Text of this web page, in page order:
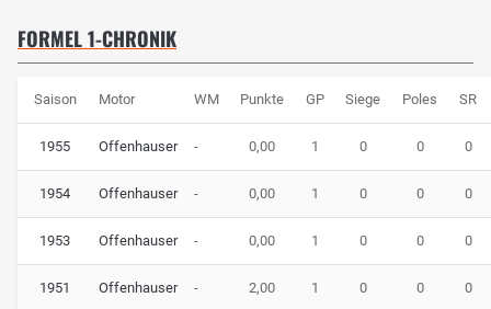
FORMEL 1-CHRONIK
Saison Motor WM Punkte GP Siege Poles SR
1955 Offenhauser - 0,00 1 0 0 0
1954 Offenhauser - 0,00 1 0 0 0
1953 Offenhauser - 0,00 1 0 0 0
1951 Offenhauser - 2,00 1 0 0 0